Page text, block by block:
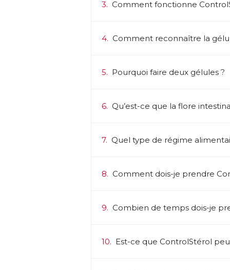
3. Comment fonctionne
4. Comment reconnaître la
5. Pourquoi faire deux gélules ?
6. Qu’est-ce que la flore
7. Quel type de régime
8. Comment dois-je prendre
9. Combien de temps dois-je
10. Est-ce que ControlStérol